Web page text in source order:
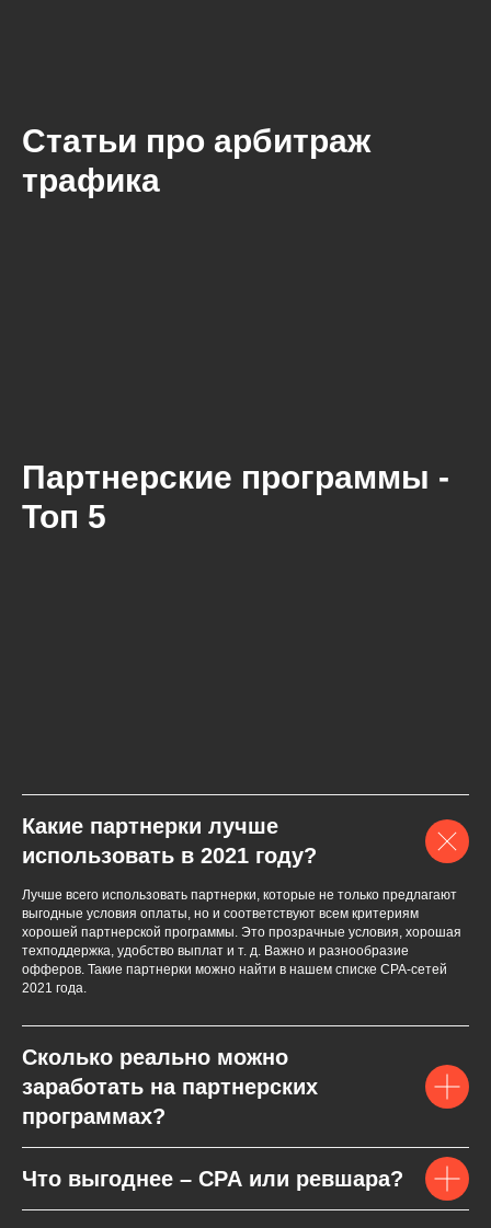
Статьи про арбитраж
трафика
Партнерские программы -
Топ 5
Какие партнерки лучше
использовать в 2021 году?
Лучше всего использовать партнерки, которые не только предлагают
выгодные условия оплаты, но и соответствуют всем критериям
хорошей партнерской программы. Это прозрачные условия, хорошая
техподдержка, удобство выплат и т. д. Важно и разнообразие
офферов. Такие партнерки можно найти в нашем списке СPA-сетей
2021 года.
Сколько реально можно
заработать на партнерских
программах?
Что выгоднее – CPA или ревшара?